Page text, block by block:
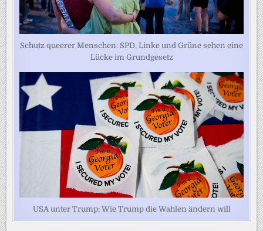
Schutz queerer Menschen: SPD, Linke und Grüne sehen eine
Lücke im Grundgesetz
USA unter Trump: Wie Trump die Wahlen ändern will